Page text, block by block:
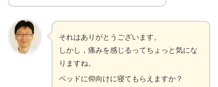
それはありがとうございます。
しかし，痛みを感じるってちょっと気にな
りますね。
ベッドに仰向けに寝てもらえますか？